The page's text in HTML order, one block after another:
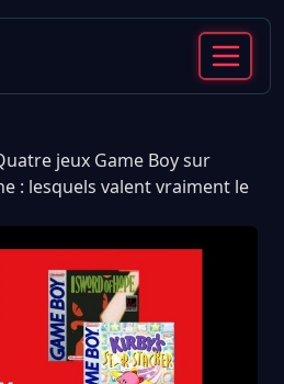
jeux Game Boy sur
: lesquels valent vraiment le